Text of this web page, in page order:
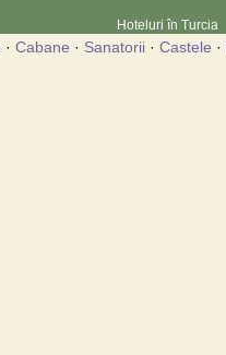
Hoteluri în Turcia
· Cabane · Sanatorii· Castele ·